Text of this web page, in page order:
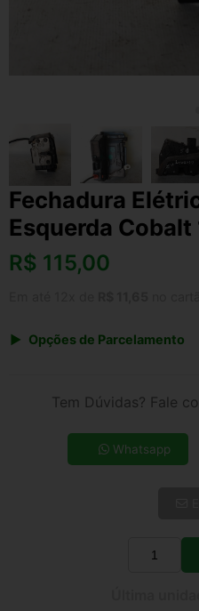
Fechadura
Esquerda Cobalt
R$ 115,00
Opções de Parcelamento
4x de R$ 31,87
5x de R$ 25,83
Tem Dúvidas? Fale
Whatsapp